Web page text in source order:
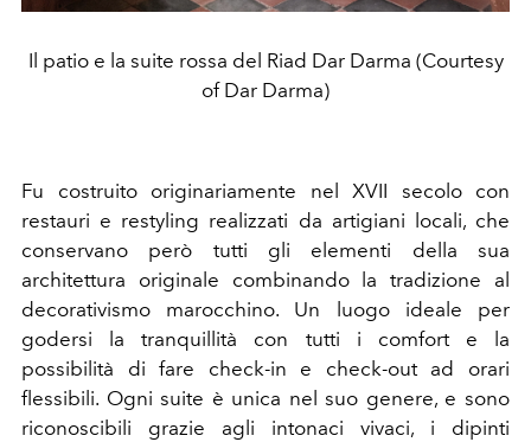
Il patio e la suite rossa del Riad Dar Darma (Courtesy
of Dar Darma)
Fu costruito originariamente nel XVII secolo con
restauri e restyling realizzati da artigiani locali, che
conservano però tutti gli elementi della sua
architettura originale combinando la tradizione al
decorativismo marocchino. Un luogo ideale per
godersi la tranquillità con tutti i comfort e la
possibilità di fare check-in e check-out ad orari
flessibili. Ogni suite è unica nel suo genere, e sono
riconoscibili grazie agli intonaci vivaci, i dipinti